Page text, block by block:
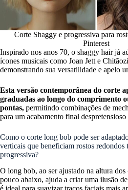
Corte Shaggy e progressiva para
Pinterest
Inspirado nos anos 70, o shaggy hair já
ícones musicais como Joan Jett e
demonstrando sua versatilidade e apelo
Esta versão contemporânea do corte
graduadas ao longo do comprimento
pontas, permitindo combinações de
para um acabamento final despretensioso
Como o corte long bob pode ser
verticais que beneficiam rostos redondos
progressiva?
O long bob, ao ser ajustado na altura
pouco abaixo, ajuda a criar uma ilusão
é ideal para suavizar traços faciais mais